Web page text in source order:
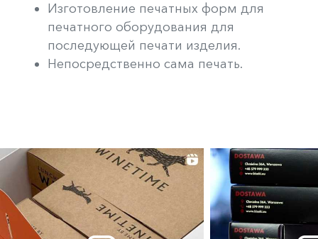
Изготовление печатных форм для
печатного оборудования для
последующей печати изделия.
Непосредственно сама печать.